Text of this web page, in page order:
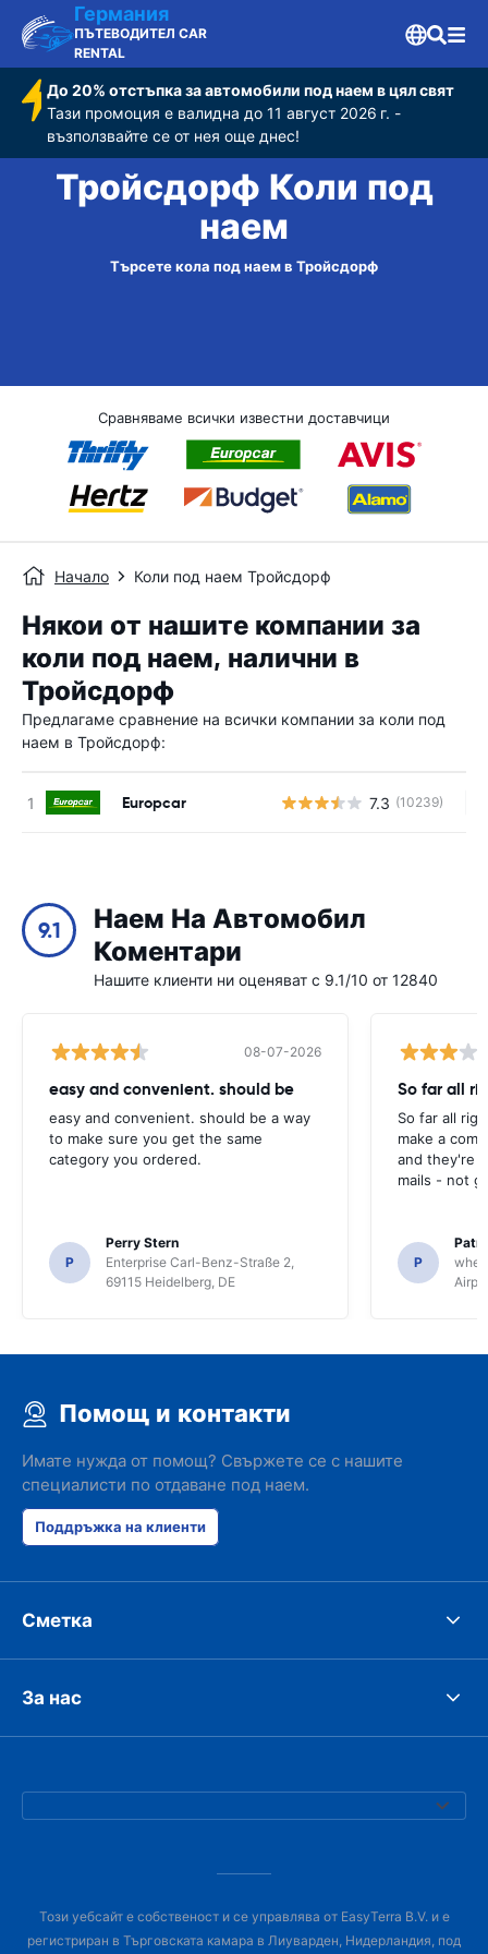
Германия
ПЪТЕВОДИТЕЛ CAR
RENTAL
До 20% отстъпка за автомобили под наем в цял свят
Тази промоция е валидна до 11 август 2026 г. -
възползвайте се от нея още днес!
Тройсдорф Коли под
наем
Търсете кола под наем в Тройсдорф
Сравняваме всички известни доставчици
Начало Коли под наем Тройсдорф
Някои от нашите компании за
коли под наем, налични в
Тройсдорф
Предлагаме сравнение на всички компании за коли под
наем в Тройсдорф:
Europcar 7.3 (10239)
9.1
Наем На Автомобил
Коментари
Нашите клиенти ни оценяват с 9.1/10 от 12840
08-07-2026
easy and convenient. should be
easy and convenient. should be a way
to make sure you get the same
category you ordered.
P
Perry Stern
Enterprise Carl-Benz-Straße 2,
69115 Heidelberg, DE
So far all
So far all
make a
and they're
mails - not
P
Помощ и контакти
Имате нужда от помощ? Свържете се с нашите
специалисти по отдаване под наем.
Поддръжка на клиенти
Сметка
За нас
Този уебсайт е собственост и се управлява от EasyTerra B.V. и е
регистриран в Търговската камара в Лиуварден, Нидерландия, под